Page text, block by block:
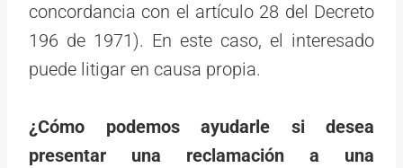
concordancia con el artículo 28 del Decreto
196 de 1971). En este caso, el interesado
puede litigar en causa propia.
¿Cómo podemos ayudarle si desea
presentar una reclamación a una